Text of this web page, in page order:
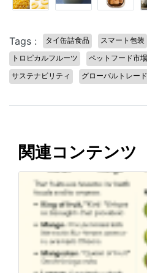
Tags : タイ缶詰食品 スマート包装
トロピカルフルーツ ペットフード市場
サステナビリティ グローバルトレード
関連コンテンツ